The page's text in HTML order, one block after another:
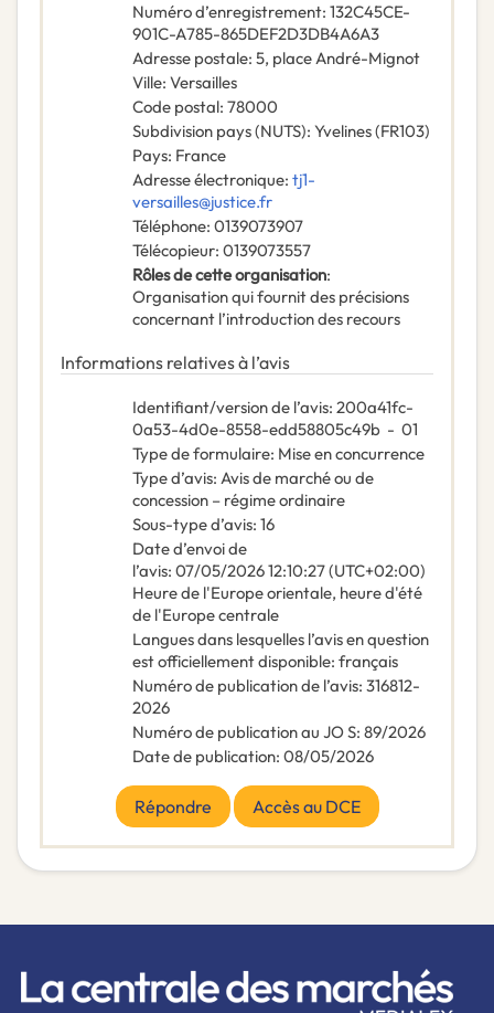
Numéro d’enregistrement: 132C45CE-
901C-A785-865DEF2D3DB4A6A3
Adresse postale: 5, place André-Mignot
Ville: Versailles
Code postal: 78000
Subdivision pays (NUTS): Yvelines(FR103)
Pays: France
Adresse électronique: tj1-
versailles@justice.fr
Téléphone: 0139073907
Télécopieur: 0139073557
Rôles de cette organisation:
Organisation qui fournit des précisions
concernant l’introduction des recours
Informations relatives à l’avis
Identifiant/version de l’avis: 200a41fc-
0a53-4d0e-8558-edd58805c49b - 01
Type de formulaire: Mise en concurrence
Type d’avis: Avis de marché ou de
concession – régime ordinaire
Sous-type d’avis: 16
Date d’envoi de
l’avis: 07/05/202612:10:27 (UTC+02:00)
Heure de l'Europe orientale, heure d'été
de l'Europe centrale
Langues dans lesquelles l’avis en question
est officiellement disponible: français
Numéro de publication de l’avis: 316812-
2026
Numéro de publication au JO S: 89/2026
Date de publication: 08/05/2026
Répondre Accès au DCE